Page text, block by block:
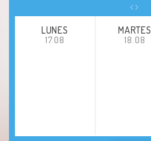
LUNES
17.08
MARTES
18.08